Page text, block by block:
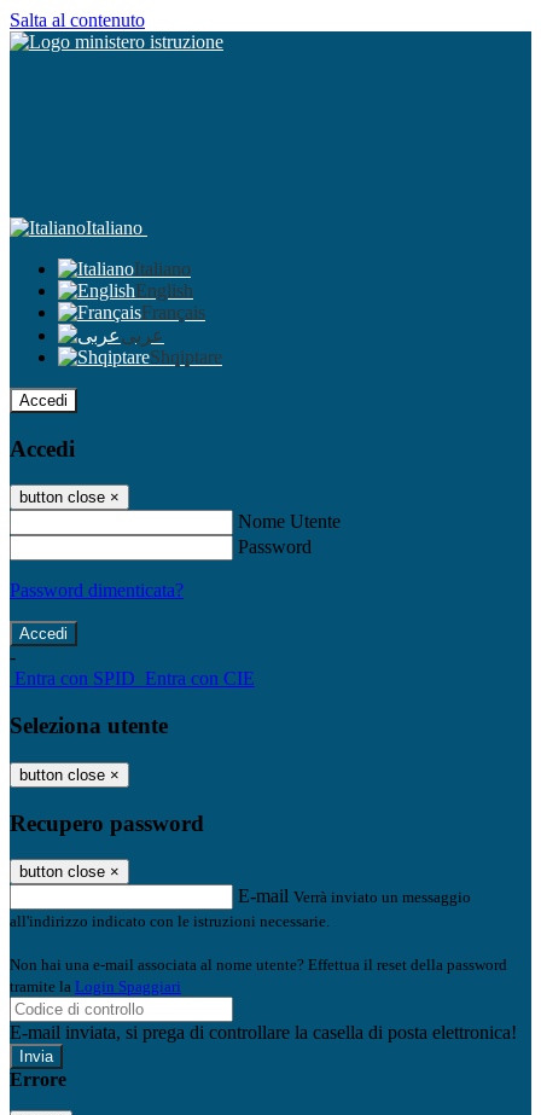
Salta al contenuto
Italiano
Italiano
English
Français
عربى
Shqiptare
Accedi
Accedi
button close ×
Nome Utente
Password
Password dimenticata?
-
Entra con SPID Entra con CIE
Seleziona utente
button close ×
Recupero password
button close ×
E-mail Verrà inviato un messaggio
all'indirizzo indicato con le istruzioni necessarie.
Non hai una e-mail associata al nome utente? Effettua il reset della password
tramite la Login Spaggiari
E-mail inviata, si prega di controllare la casella di posta elettronica!
Errore